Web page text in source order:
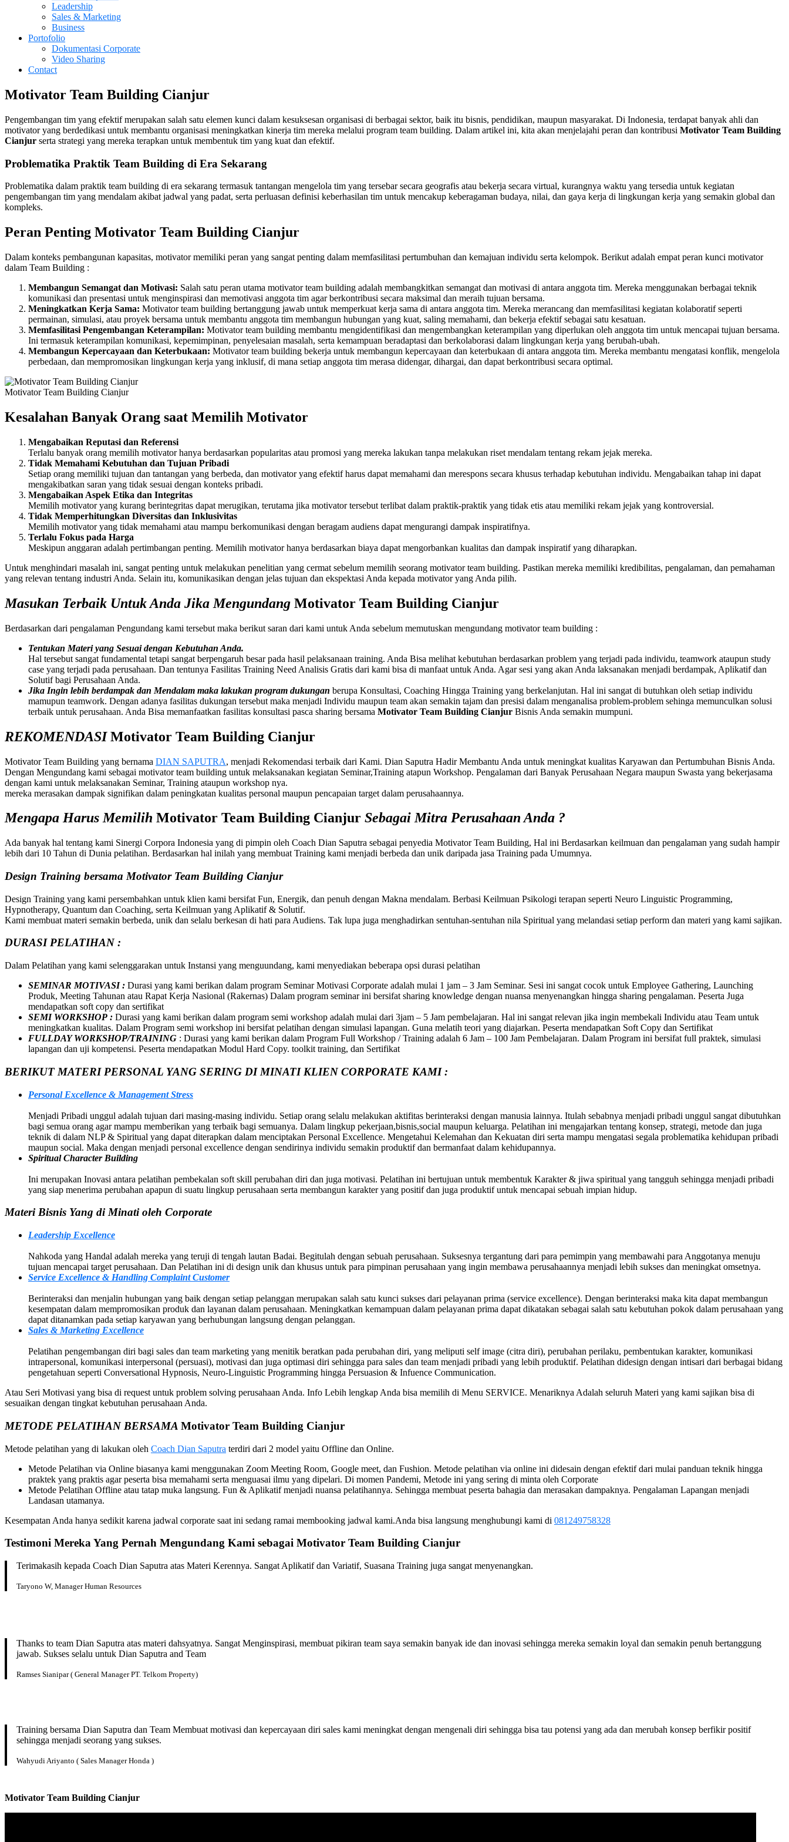
Leadership
Sales & Marketing
Business
Portofolio
Dokumentasi Corporate
Video Sharing
Contact
Motivator Team Building Cianjur
Pengembangan tim yang efektif merupakan salah satu elemen kunci dalam kesuksesan organisasi di berbagai sektor, baik itu bisnis, pendidikan, maupun masyarakat. Di Indonesia, terdapat banyak ahli dan
motivator yang berdedikasi untuk membantu organisasi meningkatkan kinerja tim mereka melalui program team building. Dalam artikel ini, kita akan menjelajahi peran dan kontribusi Motivator Team Building
Cianjur serta strategi yang mereka terapkan untuk membentuk tim yang kuat dan efektif.
Problematika Praktik Team Building di Era Sekarang
Problematika dalam praktik team building di era sekarang termasuk tantangan mengelola tim yang tersebar secara geografis atau bekerja secara virtual, kurangnya waktu yang tersedia untuk kegiatan
pengembangan tim yang mendalam akibat jadwal yang padat, serta perluasan definisi keberhasilan tim untuk mencakup keberagaman budaya, nilai, dan gaya kerja di lingkungan kerja yang semakin global dan
kompleks.
Peran Penting Motivator Team Building Cianjur
Dalam konteks pembangunan kapasitas, motivator memiliki peran yang sangat penting dalam memfasilitasi pertumbuhan dan kemajuan individu serta kelompok. Berikut adalah empat peran kunci motivator
dalam Team Building :
Membangun Semangat dan Motivasi: Salah satu peran utama motivator team building adalah membangkitkan semangat dan motivasi di antara anggota tim. Mereka menggunakan berbagai teknik
komunikasi dan presentasi untuk menginspirasi dan memotivasi anggota tim agar berkontribusi secara maksimal dan meraih tujuan bersama.
Meningkatkan Kerja Sama: Motivator team building bertanggung jawab untuk memperkuat kerja sama di antara anggota tim. Mereka merancang dan memfasilitasi kegiatan kolaboratif seperti
permainan, simulasi, atau proyek bersama untuk membantu anggota tim membangun hubungan yang kuat, saling memahami, dan bekerja efektif sebagai satu kesatuan.
Memfasilitasi Pengembangan Keterampilan: Motivator team building membantu mengidentifikasi dan mengembangkan keterampilan yang diperlukan oleh anggota tim untuk mencapai tujuan bersama.
Ini termasuk keterampilan komunikasi, kepemimpinan, penyelesaian masalah, serta kemampuan beradaptasi dan berkolaborasi dalam lingkungan kerja yang berubah-ubah.
Membangun Kepercayaan dan Keterbukaan: Motivator team building bekerja untuk membangun kepercayaan dan keterbukaan di antara anggota tim. Mereka membantu mengatasi konflik, mengelola
perbedaan, dan mempromosikan lingkungan kerja yang inklusif, di mana setiap anggota tim merasa didengar, dihargai, dan dapat berkontribusi secara optimal.
Motivator Team Building Cianjur
Kesalahan Banyak Orang saat Memilih Motivator
Mengabaikan Reputasi dan Referensi
Terlalu banyak orang memilih motivator hanya berdasarkan popularitas atau promosi yang mereka lakukan tanpa melakukan riset mendalam tentang rekam jejak mereka.
Tidak Memahami Kebutuhan dan Tujuan Pribadi
Setiap orang memiliki tujuan dan tantangan yang berbeda, dan motivator yang efektif harus dapat memahami dan merespons secara khusus terhadap kebutuhan individu. Mengabaikan tahap ini dapat
mengakibatkan saran yang tidak sesuai dengan konteks pribadi.
Mengabaikan Aspek Etika dan Integritas
Memilih motivator yang kurang berintegritas dapat merugikan, terutama jika motivator tersebut terlibat dalam praktik-praktik yang tidak etis atau memiliki rekam jejak yang kontroversial.
Tidak Memperhitungkan Diversitas dan Inklusivitas
Memilih motivator yang tidak memahami atau mampu berkomunikasi dengan beragam audiens dapat mengurangi dampak inspiratifnya.
Terlalu Fokus pada Harga
Meskipun anggaran adalah pertimbangan penting. Memilih motivator hanya berdasarkan biaya dapat mengorbankan kualitas dan dampak inspiratif yang diharapkan.
Untuk menghindari masalah ini, sangat penting untuk melakukan penelitian yang cermat sebelum memilih seorang motivator team building. Pastikan mereka memiliki kredibilitas, pengalaman, dan pemahaman
yang relevan tentang industri Anda. Selain itu, komunikasikan dengan jelas tujuan dan ekspektasi Anda kepada motivator yang Anda pilih.
Masukan Terbaik Untuk Anda Jika Mengundang Motivator Team Building Cianjur
Berdasarkan dari pengalaman Pengundang kami tersebut maka berikut saran dari kami untuk Anda sebelum memutuskan mengundang motivator team building :
Tentukan Materi yang Sesuai dengan Kebutuhan Anda.
Hal tersebut sangat fundamental tetapi sangat berpengaruh besar pada hasil pelaksanaan training. Anda Bisa melihat kebutuhan berdasarkan problem yang terjadi pada individu, teamwork ataupun study
case yang terjadi pada perusahaan. Dan tentunya Fasilitas Training Need Analisis Gratis dari kami bisa di manfaat untuk Anda. Agar sesi yang akan Anda laksanakan menjadi berdampak, Aplikatif dan
Solutif bagi Perusahaan Anda.
Jika Ingin lebih berdampak dan Mendalam maka lakukan program dukungan berupa Konsultasi, Coaching Hingga Training yang berkelanjutan. Hal ini sangat di butuhkan oleh setiap individu
mamupun teamwork. Dengan adanya fasilitas dukungan tersebut maka menjadi Individu maupun team akan semakin tajam dan presisi dalam menganalisa problem-problem sehinga memunculkan solusi
terbaik untuk perusahaan. Anda Bisa memanfaatkan fasilitas konsultasi pasca sharing bersama Motivator Team Building Cianjur Bisnis Anda semakin mumpuni.
REKOMENDASIMotivator Team Building Cianjur
Motivator Team Building yang bernama DIAN SAPUTRA, menjadi Rekomendasi terbaik dari Kami. Dian Saputra Hadir Membantu Anda untuk meningkat kualitas Karyawan dan Pertumbuhan Bisnis Anda.
Dengan Mengundang kami sebagai motivator team building untuk melaksanakan kegiatan Seminar,Training atapun Workshop. Pengalaman dari Banyak Perusahaan Negara maupun Swasta yang bekerjasama
dengan kami untuk melaksanakan Seminar, Training ataupun workshop nya.
mereka merasakan dampak signifikan dalam peningkatan kualitas personal maupun pencapaian target dalam perusahaannya.
Mengapa Harus Memilih Motivator Team Building Cianjur Sebagai Mitra Perusahaan Anda ?
Ada banyak hal tentang kami Sinergi Corpora Indonesia yang di pimpin oleh Coach Dian Saputra sebagai penyedia Motivator Team Building, Hal ini Berdasarkan keilmuan dan pengalaman yang sudah hampir
lebih dari 10 Tahun di Dunia pelatihan. Berdasarkan hal inilah yang membuat Training kami menjadi berbeda dan unik daripada jasa Training pada Umumnya.
Design Training bersama Motivator Team Building Cianjur
Design Training yang kami persembahkan untuk klien kami bersifat Fun, Energik, dan penuh dengan Makna mendalam. Berbasi Keilmuan Psikologi terapan seperti Neuro Linguistic Programming,
Hypnotherapy, Quantum dan Coaching, serta Keilmuan yang Aplikatif & Solutif.
Kami membuat materi semakin berbeda, unik dan selalu berkesan di hati para Audiens. Tak lupa juga menghadirkan sentuhan-sentuhan nila Spiritual yang melandasi setiap perform dan materi yang kami sajikan.
DURASI PELATIHAN :
Dalam Pelatihan yang kami selenggarakan untuk Instansi yang menguundang, kami menyediakan beberapa opsi durasi pelatihan
SEMINAR MOTIVASI : Durasi yang kami berikan dalam program Seminar Motivasi Corporate adalah mulai 1 jam – 3 Jam Seminar. Sesi ini sangat cocok untuk Employee Gathering, Launching
Produk, Meeting Tahunan atau Rapat Kerja Nasional (Rakernas) Dalam program seminar ini bersifat sharing knowledge dengan nuansa menyenangkan hingga sharing pengalaman. Peserta Juga
mendapatkan soft copy dan sertifikat
SEMI WORKSHOP : Durasi yang kami berikan dalam program semi workshop adalah mulai dari 3jam – 5 Jam pembelajaran. Hal ini sangat relevan jika ingin membekali Individu atau Team untuk
meningkatkan kualitas. Dalam Program semi workshop ini bersifat pelatihan dengan simulasi lapangan. Guna melatih teori yang diajarkan. Peserta mendapatkan Soft Copy dan Sertifikat
FULLDAY WORKSHOP/TRAINING : Durasi yang kami berikan dalam Program Full Workshop / Training adalah 6 Jam – 100 Jam Pembelajaran. Dalam Program ini bersifat full praktek, simulasi
lapangan dan uji kompetensi. Peserta mendapatkan Modul Hard Copy. toolkit training, dan Sertifikat
BERIKUT MATERI PERSONAL YANG SERING DI MINATI KLIEN CORPORATE KAMI :
Personal Excellence & Management Stress
Menjadi Pribadi unggul adalah tujuan dari masing-masing individu. Setiap orang selalu melakukan aktifitas berinteraksi dengan manusia lainnya. Itulah sebabnya menjadi pribadi unggul sangat dibutuhkan
bagi semua orang agar mampu memberikan yang terbaik bagi semuanya. Dalam lingkup pekerjaan,bisnis,social maupun keluarga. Pelatihan ini mengajarkan tentang konsep, strategi, metode dan juga
teknik di dalam NLP & Spiritual yang dapat diterapkan dalam menciptakan Personal Excellence. Mengetahui Kelemahan dan Kekuatan diri serta mampu mengatasi segala problematika kehidupan pribadi
maupun social. Maka dengan menjadi personal excellence dengan sendirinya individu semakin produktif dan bermanfaat dalam kehidupannya.
Spiritual Character Building
Ini merupakan Inovasi antara pelatihan pembekalan soft skill perubahan diri dan juga motivasi. Pelatihan ini bertujuan untuk membentuk Karakter & jiwa spiritual yang tangguh sehingga menjadi pribadi
yang siap menerima perubahan apapun di suatu lingkup perusahaan serta membangun karakter yang positif dan juga produktif untuk mencapai sebuah impian hidup.
Materi Bisnis Yang di Minati oleh Corporate
Leadership Excellence
Nahkoda yang Handal adalah mereka yang teruji di tengah lautan Badai. Begitulah dengan sebuah perusahaan. Suksesnya tergantung dari para pemimpin yang membawahi para Anggotanya menuju
tujuan mencapai target perusahaan. Dan Pelatihan ini di design unik dan khusus untuk para pimpinan perusahaan yang ingin membawa perusahaannya menjadi lebih sukses dan meningkat omsetnya.
Service Excellence & Handling Complaint Customer
Berinteraksi dan menjalin hubungan yang baik dengan setiap pelanggan merupakan salah satu kunci sukses dari pelayanan prima (service excellence). Dengan berinteraksi maka kita dapat membangun
kesempatan dalam mempromosikan produk dan layanan dalam perusahaan. Meningkatkan kemampuan dalam pelayanan prima dapat dikatakan sebagai salah satu kebutuhan pokok dalam perusahaan yang
dapat ditanamkan pada setiap karyawan yang berhubungan langsung dengan pelanggan.
Sales & Marketing Excellence
Pelatihan pengembangan diri bagi sales dan team marketing yang menitik beratkan pada perubahan diri, yang meliputi self image (citra diri), perubahan perilaku, pembentukan karakter, komunikasi
intrapersonal, komunikasi interpersonal (persuasi), motivasi dan juga optimasi diri sehingga para sales dan team menjadi pribadi yang lebih produktif. Pelatihan didesign dengan intisari dari berbagai bidang
pengetahuan seperti Conversational Hypnosis, Neuro-Linguistic Programming hingga Persuasion & Infuence Communication.
Atau Seri Motivasi yang bisa di request untuk problem solving perusahaan Anda. Info Lebih lengkap Anda bisa memilih di Menu SERVICE. Menariknya Adalah seluruh Materi yang kami sajikan bisa di
sesuaikan dengan tingkat kebutuhan perusahaan Anda.
METODE PELATIHAN BERSAMA Motivator Team Building Cianjur
Metode pelatihan yang di lakukan oleh Coach Dian Saputra terdiri dari 2 model yaitu Offline dan Online.
Metode Pelatihan via Online biasanya kami menggunakan Zoom Meeting Room, Google meet, dan Fushion. Metode pelatihan via online ini didesain dengan efektif dari mulai panduan teknik hingga
praktek yang praktis agar peserta bisa memahami serta menguasai ilmu yang dipelari. Di momen Pandemi, Metode ini yang sering di minta oleh Corporate
Metode Pelatihan Offline atau tatap muka langsung. Fun & Aplikatif menjadi nuansa pelatihannya. Sehingga membuat peserta bahagia dan merasakan dampaknya. Pengalaman Lapangan menjadi
Landasan utamanya.
Kesempatan Anda hanya sedikit karena jadwal corporate saat ini sedang ramai membooking jadwal kami.Anda bisa langsung menghubungi kami di 081249758328
Testimoni Mereka Yang Pernah Mengundang Kami sebagai Motivator Team Building Cianjur
Terimakasih kepada Coach Dian Saputra atas Materi Kerennya. Sangat Aplikatif dan Variatif, Suasana Training juga sangat menyenangkan.
Taryono W, Manager Human Resources
Thanks to team Dian Saputra atas materi dahsyatnya. Sangat Menginspirasi, membuat pikiran team saya semakin banyak ide dan inovasi sehingga mereka semakin loyal dan semakin penuh bertanggung
jawab. Sukses selalu untuk Dian Saputra and Team
Ramses Sianipar ( General Manager PT. Telkom Property)
Training bersama Dian Saputra dan Team Membuat motivasi dan kepercayaan diri sales kami meningkat dengan mengenali diri sehingga bisa tau potensi yang ada dan merubah konsep berfikir positif
sehingga menjadi seorang yang sukses.
Wahyudi Ariyanto ( Sales Manager Honda )
Motivator Team Building Cianjur